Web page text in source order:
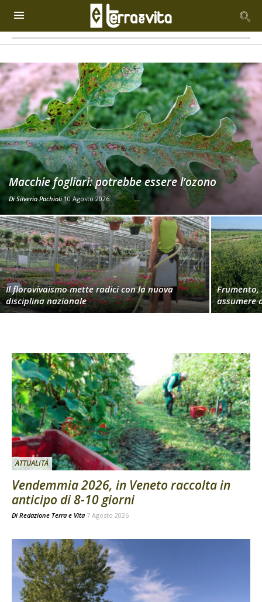
Macchie fogliari: potrebbe essere l’ozono
DiSilverio Pachioli 10 Agosto 2026
Il florovivaismo mette radici con la nuova
disciplina nazionale
Frumento,
assumere
ATTUALITÀ
Vendemmia 2026, in Veneto raccolta in
anticipo di 8-10 giorni
Di Redazione Terra e Vita 7 Agosto 2026